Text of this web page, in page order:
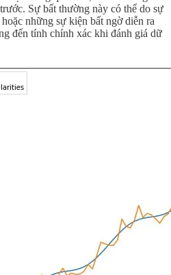
Sự bất thường này có thể do sự
những sự kiện bất ngờ diễn ra
đến tính chính xác khi đánh giá dữ